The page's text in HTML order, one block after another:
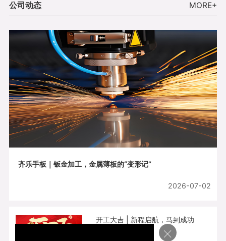
公司动态 MORE+
齐乐手板｜钣金加工，金属薄板的“变形记”
2026-07-02
开工大吉 | 新程启航，马到成功
×